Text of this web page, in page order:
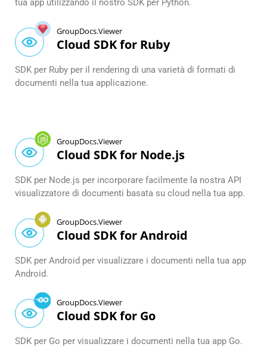
tua app utilizzando il nostro SDK per Python.
GroupDocs.Viewer
Cloud SDK for Ruby
SDK per Ruby per il rendering di una varietà di formati di
documenti nella tua applicazione.
GroupDocs.Viewer
Cloud SDK for Node.js
SDK per Node.js per incorporare facilmente la nostra API
visualizzatore di documenti basata su cloud nella tua app.
GroupDocs.Viewer
Cloud SDK for Android
SDK per Android per visualizzare i documenti nella tua app
Android.
GroupDocs.Viewer
Cloud SDK for Go
SDK per Go per visualizzare i documenti nella tua app Go.